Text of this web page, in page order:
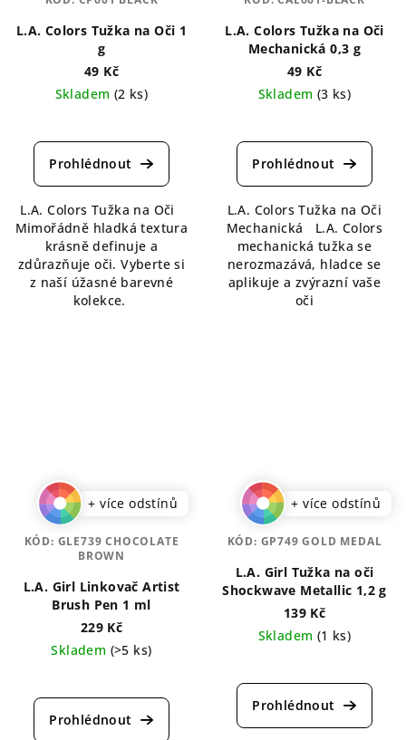
L.A. Colors Tužka na Oči 1
g
49 Kč
Skladem (2 ks)
hodnocení
produktu
z
5
hvězdiček.
L.A. Colors Tužka na Oči
Mimořádně hladká textura
krásně definuje a
zdůrazňuje oči. Vyberte si
z naší úžasné barevné
kolekce.
L.A. Colors Tužka na Oči
Mechanická 0,3 g
49 Kč
Skladem (3 ks)
hodnocení
produktu
z
hvězdiček.
L.A. Colors Tužka na Oči
Mechanická L.A. Colors
mechanická tužka se
nerozmazává, hladce se
aplikuje a zvýrazní vaše
oči
+ více odstínů
L.A. Girl Linkovač Artist
Brush Pen 1 ml
229 Kč
Skladem (>5 ks)
hodnocení
produktu
KÓD: GLE739 CHOCOLATE
BROWN
+ více odstínů
L.A. Girl Tužka na oči
Shockwave Metallic 1,2 g
139 Kč
Skladem (1 ks)
hodnocení
produktu
KÓD: GP749 GOLD MEDAL